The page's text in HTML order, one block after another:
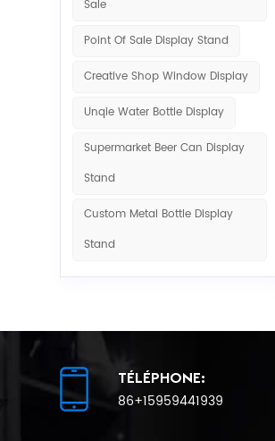
Sale
Point Of Sale Display Stand
Creative Shop Window Display
Unqie Water Bottle Display
Supermarket Beer Can Display
Stand
Custom Metal Bottle Display
Stand
TÉLÉPHONE:
86+15959441939